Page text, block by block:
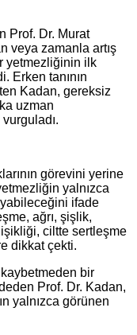
Prof. Dr. Murat
veya zamanla artış
yetmezliğinin ilk
Erken tanının
Kadan, gereksiz
uzman
görevini yerine
yalnızca
ifade
ağrı, şişlik,
ciltte sertleşme
dikkat çekti.
bir
Prof. Dr. Kadan,
yalnızca görünen